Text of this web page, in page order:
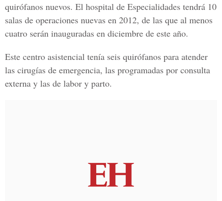
quirófanos nuevos. El hospital de Especialidades tendrá 10
salas de operaciones nuevas en 2012, de las que al menos
cuatro serán inauguradas en diciembre de este año.
Este centro asistencial tenía seis quirófanos para atender
las cirugías de emergencia, las programadas por consulta
externa y las de labor y parto.